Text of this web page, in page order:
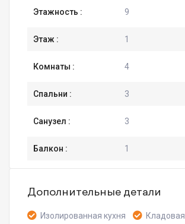
Этажность : 9
Этаж : 1
Комнаты : 4
Спальни : 3
Санузел : 3
Балкон : 1
Дополнительные детали
Изолированная кухня Кладовая